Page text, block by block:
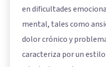
en dificultades
mental, tales como
dolor crónico y
caracteriza por un